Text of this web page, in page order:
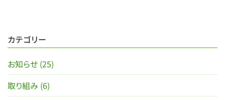
カテゴリー
お知らせ (25)
取り組み (6)